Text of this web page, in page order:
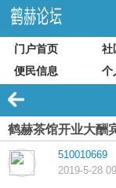
门户首页 社
便民信息
个
鹤赫茶馆开业大酬
510010669
2019-5-28